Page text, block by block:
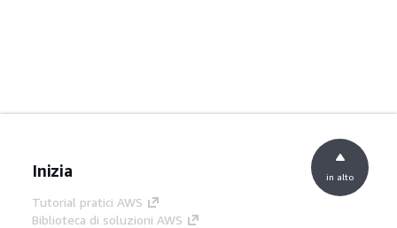
Inizia
Tutorial pratici AWS
Biblioteca di soluzioni AWS
in alto